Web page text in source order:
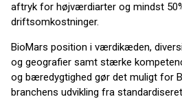
aftryk for højværdiarter og mindst
driftsomkostninger.
BioMars position i værdikæden,
og geografier samt stærke
og bæredygtighed gør det muligt for
branchens udvikling fra